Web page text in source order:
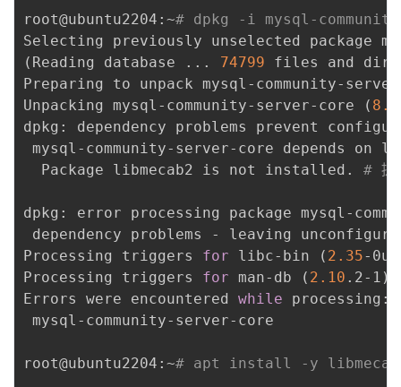
root@ubuntu2204:~# dpkg -i mysql-
( Reading database .. . 74799 files and
Preparing to unpack mysql-community-
Unpacking mysql-community-server-core
( 8.0
dpkg: dependency problems prevent
mysql-community-server-core depends on
  Package libmecab2 is not installed.
# 提
dpkg: error processing package mysql-
dependency problems - leaving
Processing triggers for libc-bin ( 2.35-
Processing triggers for man-db ( 2.10 .2-1 )
Errors were encountered while processing:
mysql-community-server-core
root@ubuntu2204:~# apt install -y